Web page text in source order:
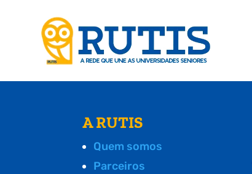
A RUTIS
Quem somos
Parceiros